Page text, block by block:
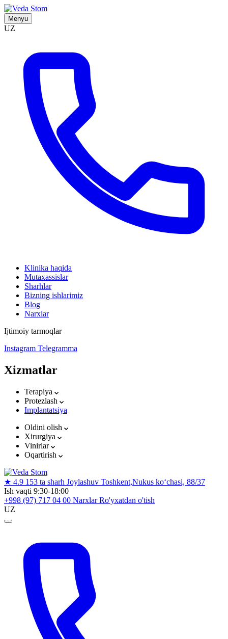
Menyu
UZ
Klinika haqida
Mutaxassislar
Sharhlar
Bizning ishlarimiz
Blog
Narxlar
Ijtimoiy tarmoqlar
Instagram Telegramma
Xizmatlar
Terapiya
Protezlash
Implantatsiya
Oldini olish
Xirurgiya
Vinirlar
Oqartirish
★ 4.9 153 ta sharh Joylashuv Toshkent,Nukus ko‘chasi, 88/37
Ish vaqti 9:30-18:00
+998 (97) 717 04 00 NarxlarRo'yxatdan o'tish
UZ